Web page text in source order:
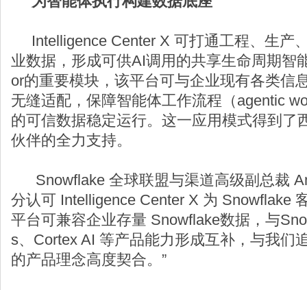
Intelligence Center X 可打通工程、生产
业数据，形成可供AI调用的共享生命周期智
or的重要模块，该平台可与企业现有各类信
无缝适配，保障智能体工作流程（agentic
的可信数据稳定运行。这一应用模式得到了
伙伴的全力支持。
Snowflake 全球联盟与渠道高级副总裁
分认可 Intelligence Center X 为 Snowflake
平台可兼容企业存量 Snowflake数据，与
s、Cortex AI 等产品能力形成互补，与我们
的产品理念高度契合。”